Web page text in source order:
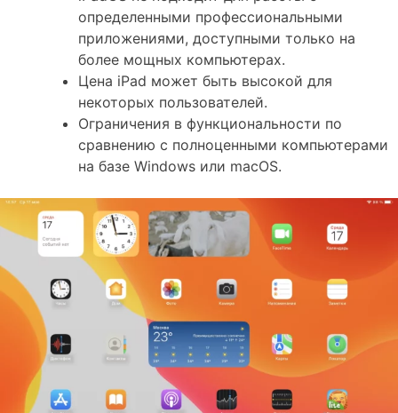
определенными профессиональными
приложениями, доступными только на
более мощных компьютерах.
Цена iPad может быть высокой для
некоторых пользователей.
Ограничения в функциональности по
сравнению с полноценными компьютерами
на базе Windows или macOS.